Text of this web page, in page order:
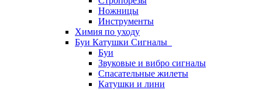
Ножницы
Инструменты
Химия по уходу
Буи Катушки Сигналы
Буи
Звуковые и вибро сигналы
Спасательные жилеты
Катушки и лини